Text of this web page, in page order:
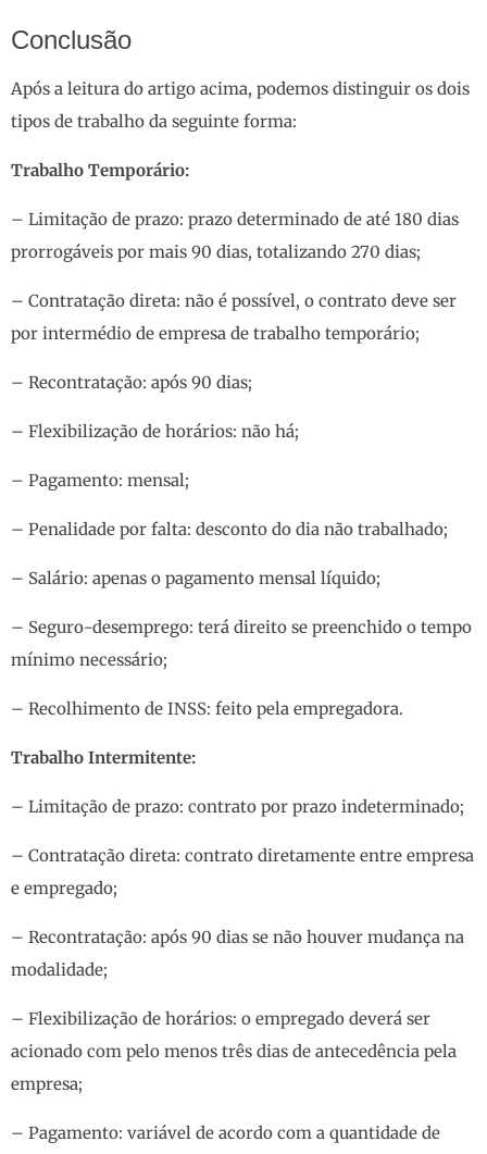
Conclusão
Após a leitura do artigo acima, podemos distinguir os dois
tipos de trabalho da seguinte forma:
Trabalho Temporário:
– Limitação de prazo: prazo determinado de até 180 dias
prorrogáveis por mais 90 dias, totalizando 270 dias;
– Contratação direta: não é possível, o contrato deve ser
por intermédio de empresa de trabalho temporário;
– Recontratação: após 90 dias;
– Flexibilização de horários: não há;
– Pagamento: mensal;
– Penalidade por falta: desconto do dia não trabalhado;
– Salário: apenas o pagamento mensal líquido;
– Seguro-desemprego: terá direito se preenchido o tempo
mínimo necessário;
– Recolhimento de INSS: feito pela empregadora.
Trabalho Intermitente:
– Limitação de prazo: contrato por prazo indeterminado;
– Contratação direta: contrato diretamente entre empresa
e empregado;
– Recontratação: após 90 dias se não houver mudança na
modalidade;
– Flexibilização de horários: o empregado deverá ser
acionado com pelo menos três dias de antecedência pela
empresa;
– Pagamento: variável de acordo com a quantidade de